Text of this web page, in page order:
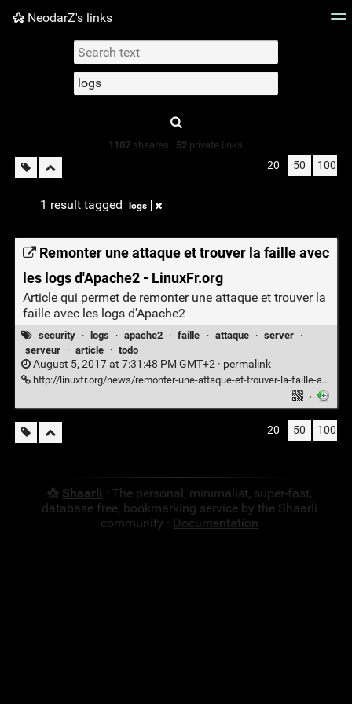
NeodarZ's links
Picture wall
1107 shaares · 52 private links
20 50 100
1 result tagged logs
Remonter une attaque et trouver la faille avec
les logs d'Apache2 - LinuxFr.org
Article qui permet de remonter une attaque et trouver la
faille avec les logs d'Apache2
security · logs · apache2 · faille · attaque · server
·
serveur
· article · todo
August 5, 2017 at 7:31:48 PM GMT+2 · permalink
http://linuxfr.org/news/remonter-une-attaque-et-trouver-la-faille-avec-les-logs-d-apache2
·
20 50 100
Shaarli · The personal, minimalist, super-fast,
database free, bookmarking service by the Shaarli
community · Documentation